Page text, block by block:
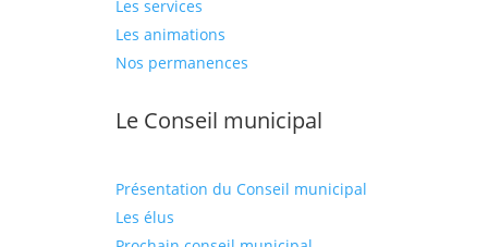
Les services
Les animations
Nos permanences
Le Conseil municipal
Présentation du Conseil municipal
Les élus